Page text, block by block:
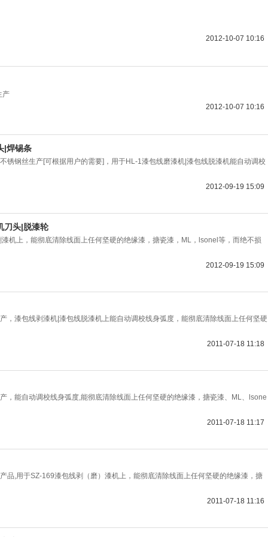
2012-10-07 10:16
产
2012-10-07 10:16
|焊锡条
锈钢丝生产[可根据用户的需要]，用于HL-1漆包线磨漆机|漆包线脱漆机能自动调校
2012-09-19 15:09
刀头|脱漆轮
机上，能彻底清除线面上任何坚硬的绝缘漆，搪瓷漆，ML，lsonel等，而绝不损
2012-09-19 15:09
，漆包线剥漆机|漆包线脱漆机上能自动调校线身弧度，能彻底清除线面上任何坚硬
2011-07-18 11:18
，能自动调校线身弧度,能彻底清除线面上任何坚硬的绝缘漆，搪瓷漆、ML、lsone
2011-07-18 11:17
品,用于SZ-169漆包线剥（磨）漆机上，能彻底清除线面上任何坚硬的绝缘漆，搪
2011-07-18 11:16